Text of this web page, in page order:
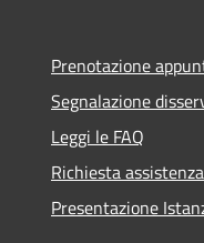
Prenotazione
Segnalazione
Leggi le FAQ
Richiesta assistenza
Presentazione